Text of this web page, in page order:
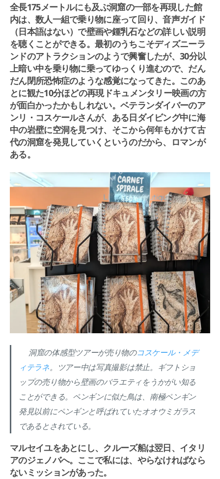
全長175メートルにも及ぶ洞窟の一部を再現した館
内は、数人一組で乗り物に座って回り、音声ガイド
（日本語はない）で壁画や鍾乳石などの詳しい説明
を聴くことができる。最初のうちこそディズニーラ
ンドのアトラクションのようで興奮したが、30分以
上暗い中を乗り物に乗ってゆっくり進むので、だん
だん閉所恐怖症のような感覚になってきた。このあ
とに観た10分ほどの再現ドキュメンタリー映画の方
が面白かったかもしれない。ベテランダイバーのア
ンリ・コスケールさんが、ある日ダイビング中に海
中の岩壁に空洞を見つけ、そこから何年もかけて古
代の洞窟を発見していくというのだから、ロマンが
ある。
洞窟の体感型ツアーが売り物のコスケール・メデ
ィテラネ。ツアー中は写真撮影は禁止。ギフトショ
ップの売り物から壁画のバラエティをうかがい知る
ことができる。ペンギンに似た鳥は、南極ペンギン
発見以前にペンギンと呼ばれていたオオウミガラス
であるとされている。
マルセイユをあとにし、クルーズ船は翌日、イタリ
アのジェノバへ。ここで私には、やらなければなら
ないミッションがあった。